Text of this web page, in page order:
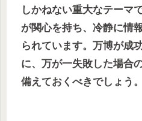
しかねない重大なテーマ
が関心を持ち、冷静に情
られています。万博が成
に、万が一失敗した場合
備えておくべきでしょう。